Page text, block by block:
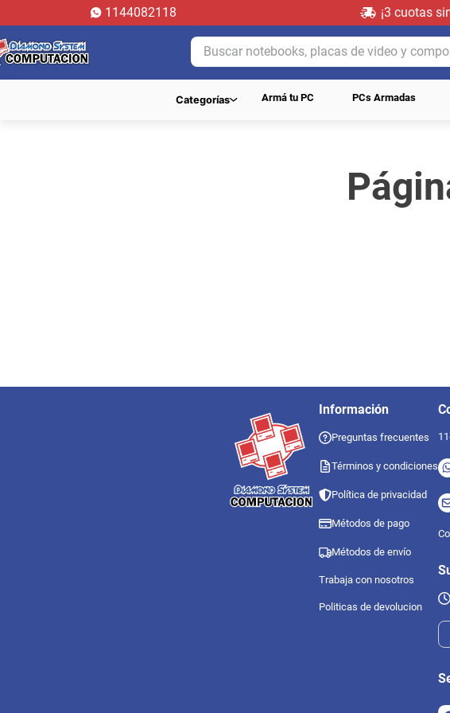
1144082118 ¡3 cuotas
Buscar notebooks, placas de video y
Categorías Armá tu PC PCs Armadas
Información
Preguntas frecuentes
Términos y condiciones
Política de privacidad
Métodos de pago
Métodos de envío
Trabaja con nosotros
Politicas de devolucion